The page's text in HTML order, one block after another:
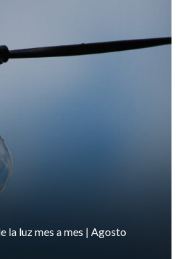
la luz mes a mes | Agosto